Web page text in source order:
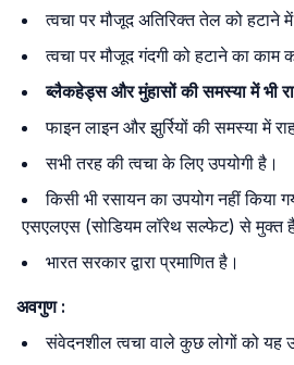
त्वचा पर मौजूद अतिरिक्त तेल को हटाने
त्वचा पर मौजूद गंदगी को हटाने का काम
ब्लैकहेड्स और मुंहासों की समस्या में भी
फाइन लाइन और झुर्रियों की समस्या में
सभी तरह की त्वचा के लिए उपयोगी है।
किसी भी रसायन का उपयोग नहीं किया
एसएलएस (सोडियम लॉरेथ सल्फेट) से मुक्त
भारत सरकार द्वारा प्रमाणित है।
अवगुण :
संवेदनशील त्वचा वाले कुछ लोगों को यह